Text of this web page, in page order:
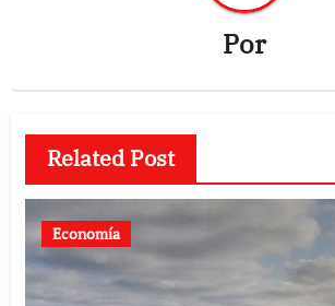
Por
Related Post
Economía